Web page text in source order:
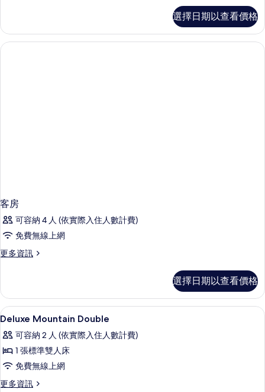
的
詳
情
選擇日期以查看價格
客房
可容納 4 人 (依實際入住人數計費)
免費無線上網
更多資訊
更
的
詳
情
選擇日期以查看價格
顯
示
Deluxe
Mountain
Double
的
高級寢具、舒適加層、客房內保險箱、
3
Deluxe Mountain Double
可容納 2 人 (依實際入住人數計費)
1 張標準雙人床
免費無線上網
更多資訊
更